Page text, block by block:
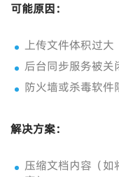
可能原因：
上传文件体积过大
后台同步服务被关
防火墙或杀毒软件
解决方案：
压缩文档内容（如